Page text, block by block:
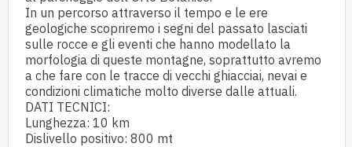
In un percorso attraverso il tempo e le ere
geologiche scopriremo i segni del passato lasciati
sulle rocce e gli eventi che hanno modellato la
morfologia di queste montagne, soprattutto avremo
a che fare con le tracce di vecchi ghiacciai, nevai e
condizioni climatiche molto diverse dalle attuali.
DATI TECNICI:
Lunghezza: 10 km
Dislivello positivo: 800 mt